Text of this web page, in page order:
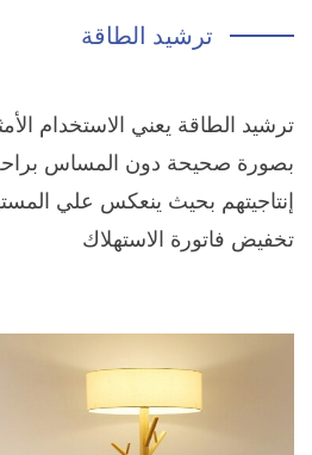
ترشيد الطاقة
ترشيد الطاقة يعني الاستخدام
بصورة صحيحة دون المساس
إنتاجيتهم بحيث ينعكس علي
تخفيض فاتورة الاستهلاك